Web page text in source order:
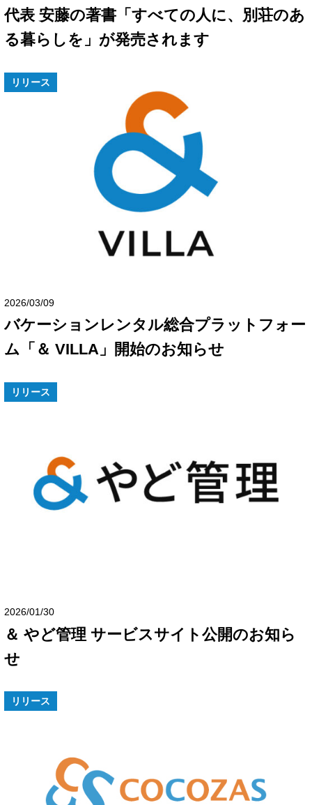
代表 安藤の著書「すべての人に、別荘のあ
る暮らしを」が発売されます
2026/03/09
バケーションレンタル総合プラットフォー
ム「＆ VILLA」開始のお知らせ
リリース
2026/01/30
＆ やど管理 サービスサイト公開のお知ら
せ
リリース
リリース